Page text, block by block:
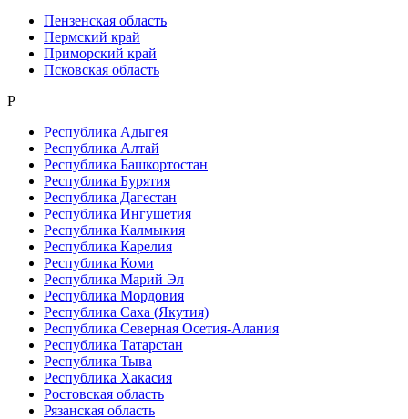
Пензенская область
Пермский край
Приморский край
Псковская область
Р
Республика Адыгея
Республика Алтай
Республика Башкортостан
Республика Бурятия
Республика Дагестан
Республика Ингушетия
Республика Калмыкия
Республика Карелия
Республика Коми
Республика Марий Эл
Республика Мордовия
Республика Саха (Якутия)
Республика Северная Осетия-Алания
Республика Татарстан
Республика Тыва
Республика Хакасия
Ростовская область
Рязанская область